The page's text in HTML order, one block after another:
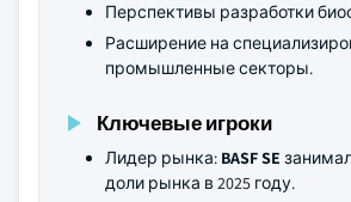
Перспективы разработки
Расширение на
промышленные секторы.
Ключевые игроки
Лидер рынка: BASF SE
доли рынка в 2025 году.